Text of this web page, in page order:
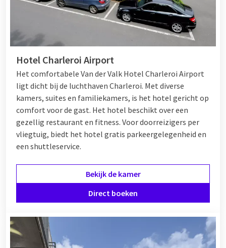
Hotel Charleroi Airport
Het comfortabele Van der Valk Hotel Charleroi Airport
ligt dicht bij de luchthaven Charleroi. Met diverse
kamers, suites en familiekamers, is het hotel gericht op
comfort voor de gast. Het hotel beschikt over een
gezellig restaurant en fitness. Voor doorreizigers per
vliegtuig, biedt het hotel gratis parkeergelegenheid en
een shuttleservice.
Bekijk de kamer
Direct boeken